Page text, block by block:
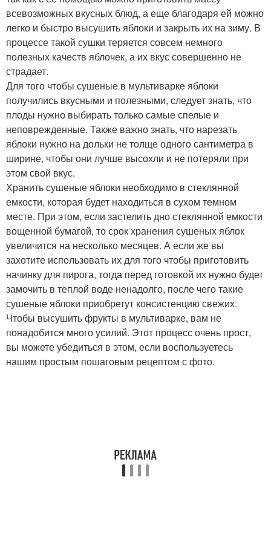
всевозможных вкусных блюд, а еще благодаря ей можно
легко и быстро высушить яблоки и закрыть их на зиму. В
процессе такой сушки теряется совсем немного
полезных качеств яблочек, а их вкус совершенно не
страдает.
Для того чтобы сушеные в мультиварке яблоки
получились вкусными и полезными, следует знать, что
плоды нужно выбирать только самые спелые и
неповрежденные. Также важно знать, что нарезать
яблоки нужно на дольки не толще одного сантиметра в
ширине, чтобы они лучше высохли и не потеряли при
этом свой вкус.
Хранить сушеные яблоки необходимо в стеклянной
емкости, которая будет находиться в сухом темном
месте. При этом, если застелить дно стеклянной емкости
вощенной бумагой, то срок хранения сушеных яблок
увеличится на несколько месяцев. А если же вы
захотите использовать их для того чтобы приготовить
начинку для пирога, тогда перед готовкой их нужно будет
замочить в теплой воде ненадолго, после чего такие
сушеные яблоки приобретут консистенцию свежих.
Чтобы высушить фрукты в мультиварке, вам не
понадобится много усилий. Этот процесс очень прост,
вы можете убедиться в этом, если воспользуетесь
нашим простым пошаговым рецептом с фото.